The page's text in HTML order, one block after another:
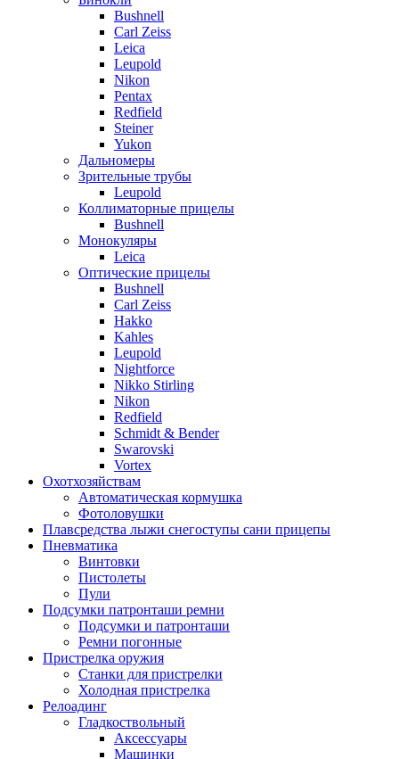
Bushnell
Carl Zeiss
Leica
Leupold
Nikon
Pentax
Redfield
Steiner
Yukon
Дальномеры
Зрительные трубы
Leupold
Коллиматорные прицелы
Bushnell
Монокуляры
Leica
Оптические прицелы
Bushnell
Carl Zeiss
Hakko
Kahles
Leupold
Nightforce
Nikko Stirling
Nikon
Redfield
Schmidt & Bender
Swarovski
Vortex
Охотхозяйствам
Автоматическая кормушка
Фотоловушки
Плавсредства лыжи снегоступы сани прицепы
Пневматика
Винтовки
Пистолеты
Пули
Подсумки патронташи ремни
Подсумки и патронташи
Ремни погонные
Пристрелка оружия
Станки для пристрелки
Холодная пристрелка
Релоадинг
Гладкоствольный
Аксессуары
Машинки